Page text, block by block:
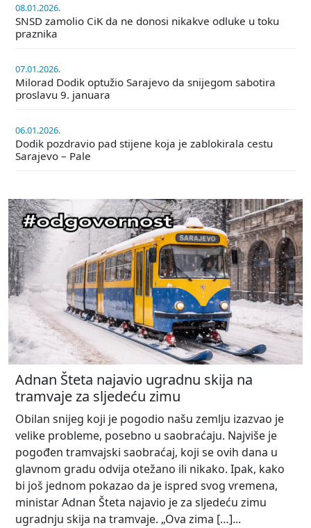
08.01.2026.
SNSD zamolio CiK da ne donosi nikakve odluke u toku
praznika
07.01.2026.
Milorad Dodik optužio Sarajevo da snijegom sabotira
proslavu 9. januara
06.01.2026.
Dodik pozdravio pad stijene koja je zablokirala cestu
Sarajevo – Pale
Adnan Šteta najavio ugradnu skija na
tramvaje za sljedeću zimu
Obilan snijeg koji je pogodio našu zemlju izazvao je
velike probleme, posebno u saobraćaju. Najviše je
pogođen tramvajski saobraćaj, koji se ovih dana u
glavnom gradu odvija otežano ili nikako. Ipak, kako
bi još jednom pokazao da je ispred svog vremena,
ministar Adnan Šteta najavio je za sljedeću zimu
ugradnju skija na tramvaje. „Ova zima […]...